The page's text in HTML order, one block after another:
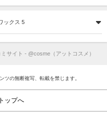
ックス 5
サイト - @cosme（アットコスメ）
ツの無断複写、転載を禁じます。
ップへ